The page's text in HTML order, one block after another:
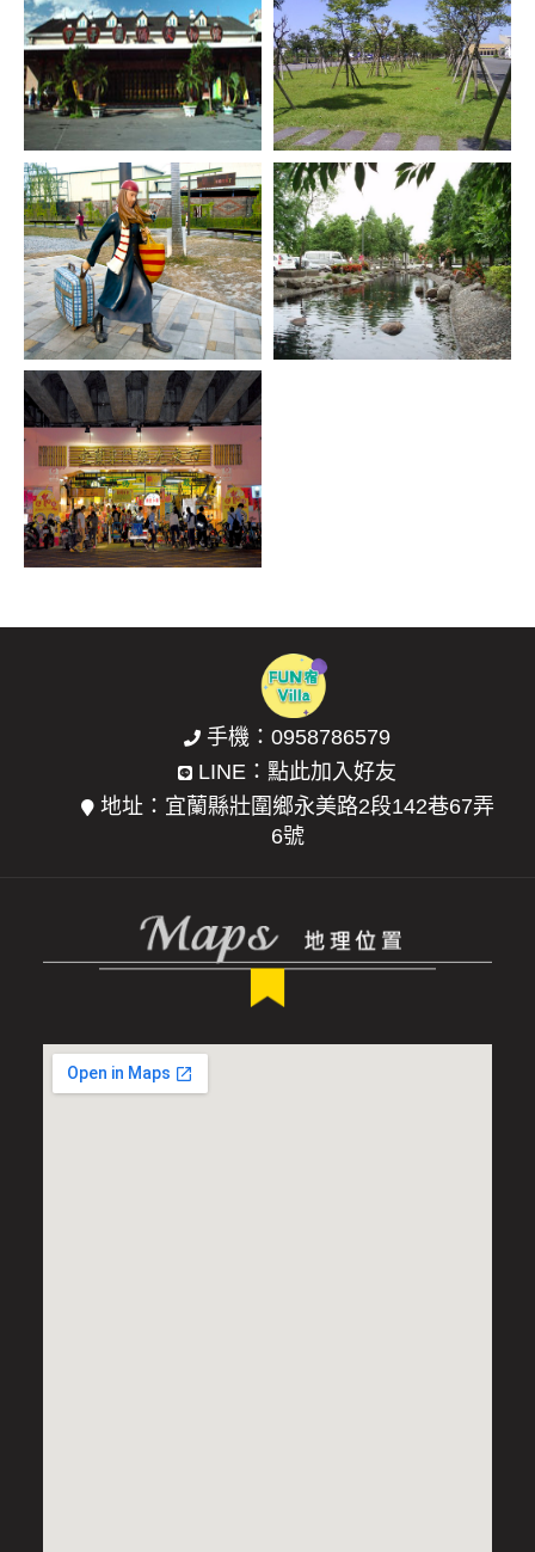
的掩體。 員山機堡為基
地面積...
子」，但策略錯誤、...
林美石磐步道位於宜蘭
縣礁溪鄉林美村，礁溪
高爾夫球場旁，它的名
稱是由『林美』、『石
磐』這兩個名字所組成
的。『林美』是指礁溪
鄉林美村，本來為林尾
村，後來才...
礁溪溫泉是台灣溫泉中
交通最方便最特別的平
地溫泉，平均水溫為52
度C的中溫溫泉，水質
呈中性，PH值在
7.2─7.9之間， 前清時
代，稱之為「湯圍」或
「湯仔城」，昔...
宜蘭酒廠
「甲子蘭酒文物館」，
於民國87年在宜蘭酒廠
成立。民國94年，更在
礁溪市區打造了「紅麴
故事館」，並以「紅
麴」這個古老的神秘漢
方開發系列產品。其中
「酒香紅麴香...
宜蘭運動公園
徜徉在 ~~ 四季有花
香．時時聞鳥語的公園
風情中馳騁在 ~~ 現代
化．精緻化．多元化的
運動空間裡 宜蘭運動公
園位於宜蘭市區，緊臨
幾米主題廣場
介紹：幾米主題廣場以
「記憶片刻風景」為主
題，從《星空》、《地
下鐵》及《向左走．向
右走》等繪本選取圖
位於宜蘭市東港陸橋下
之星，原本是三角公
園，但之後隨著東港陸
橋的擴建，宜蘭東門夜
市才成為如今的規模，
手機：0958786579
LINE： 點此加入好友
地址：宜蘭縣壯圍鄉永美路2段142巷67弄
6號